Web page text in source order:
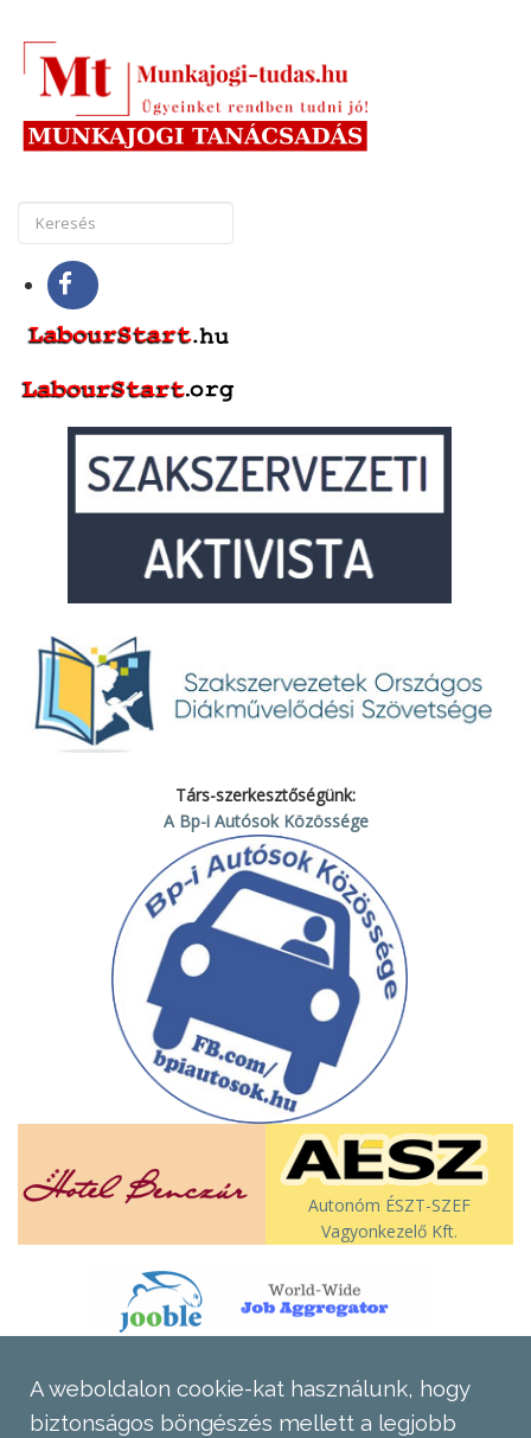
Társ-szerkesztőségünk:
A Bp-i Autósok Közössége
Autonóm ÉSZT-SZEF
Vagyonkezelő Kft.
A weboldalon cookie-kat használunk, hogy
biztonságos böngészés mellett a legjobb